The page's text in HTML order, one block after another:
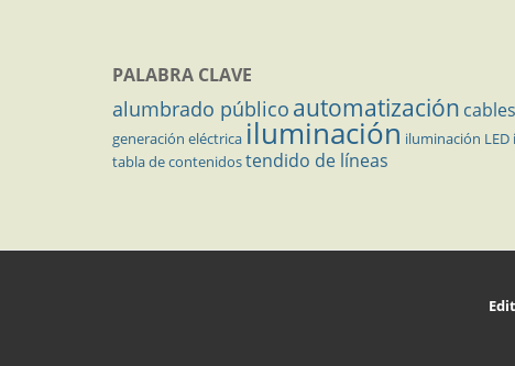
PALABRA CLAVE
alumbrado público automatización cables
generación eléctrica iluminación iluminación LED
tabla de contenidostendido de líneas